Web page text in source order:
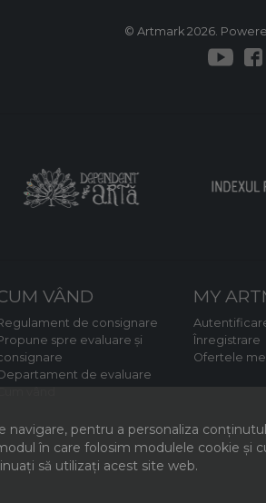
© Artmark 2026.
VÂND
de consignare
spre evaluare și
de evaluare
MY
Înregistrare
Ofertele
pentru a personaliza
în care folosim modulele cookie și
să utilizați acest site web.